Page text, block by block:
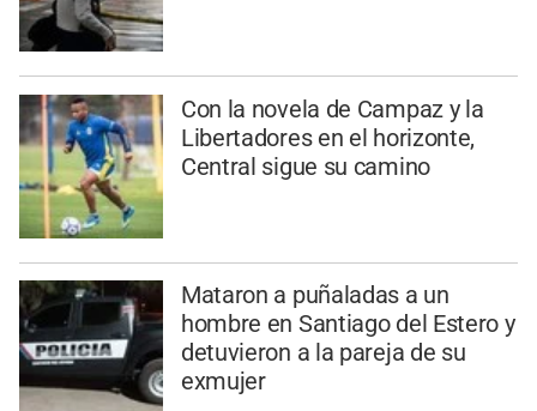
Con la novela de Campaz y la
Libertadores en el horizonte,
Central sigue su camino
Mataron a puñaladas a un
hombre en Santiago del Estero y
detuvieron a la pareja de su
exmujer